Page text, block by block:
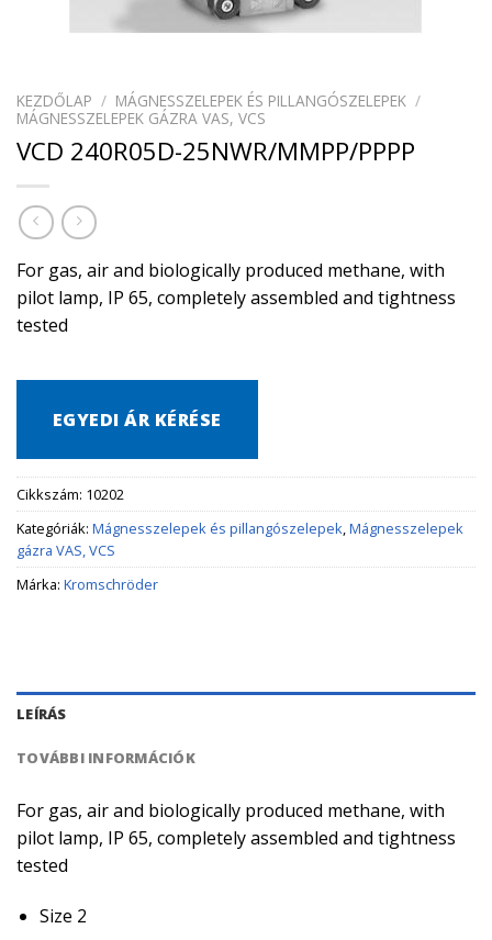
KEZDŐLAP / MÁGNESSZELEPEK ÉS PILLANGÓSZELEPEK /
MÁGNESSZELEPEK GÁZRA VAS, VCS
VCD 240R05D-25NWR/MMPP/PPPP
For gas, air and biologically produced methane, with
pilot lamp, IP 65, completely assembled and tightness
tested
EGYEDI ÁR KÉRÉSE
Cikkszám: 10202
Kategóriák: Mágnesszelepek és pillangószelepek,Mágnesszelepek
gázra VAS, VCS
Márka: Kromschröder
LEÍRÁS
TOVÁBBI INFORMÁCIÓK
For gas, air and biologically produced methane, with
pilot lamp, IP 65, completely assembled and tightness
tested
Size 2